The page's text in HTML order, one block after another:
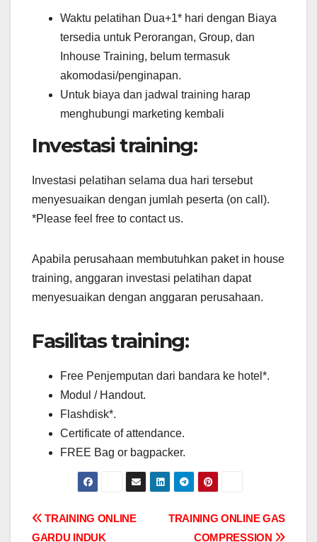
Waktu pelatihan Dua+1* hari dengan Biaya
tersedia untuk Perorangan, Group, dan
Inhouse Training, belum termasuk
akomodasi/penginapan.
Untuk biaya dan jadwal training harap
menghubungi marketing kembali
Investasi training:
Investasi pelatihan selama dua hari tersebut
menyesuaikan dengan jumlah peserta (on call).
*Please feel free to contact us.
Apabila perusahaan membutuhkan paket in house
training, anggaran investasi pelatihan dapat
menyesuaikan dengan anggaran perusahaan.
Fasilitas training:
Free Penjemputan dari bandara ke hotel*.
Modul / Handout.
Flashdisk*.
Certificate of attendance.
FREE Bag or bagpacker.
Post
TRAINING ONLINE GAS
COMPRESSION
TRAINING ONLINE
GARDU INDUK